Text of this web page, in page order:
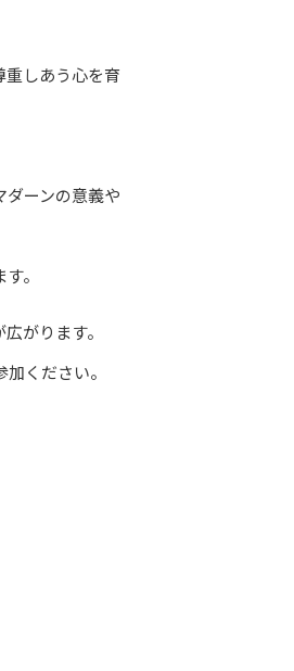
しあう心を育
ーンの意義や
。
がります。
ください。